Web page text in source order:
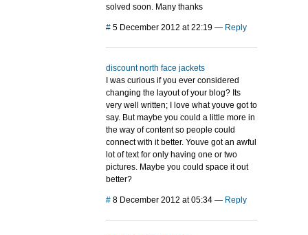
solved soon. Many thanks
# 5 December 2012 at 22:19 — Reply
discount north face jackets
I was curious if you ever considered
changing the layout of your blog? Its
very well written; I love what youve got to
say. But maybe you could a little more in
the way of content so people could
connect with it better. Youve got an awful
lot of text for only having one or two
pictures. Maybe you could space it out
better?
# 8 December 2012 at 05:34 — Reply